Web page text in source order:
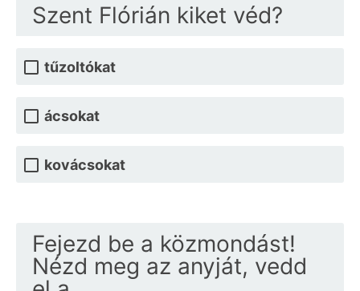
Szent Flórián kiket véd?
tűzoltókat
ácsokat
kovácsokat
Fejezd be a közmondást!
Nézd meg az anyját, vedd